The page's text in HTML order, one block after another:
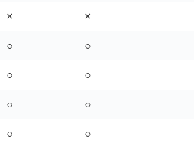
× ×
○ ○
○ ○
○ ○
○ ○